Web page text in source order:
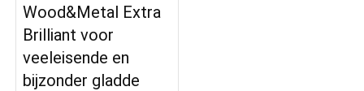
Wood&Metal Extra
Brilliant voor
veeleisende en
bijzonder gladde